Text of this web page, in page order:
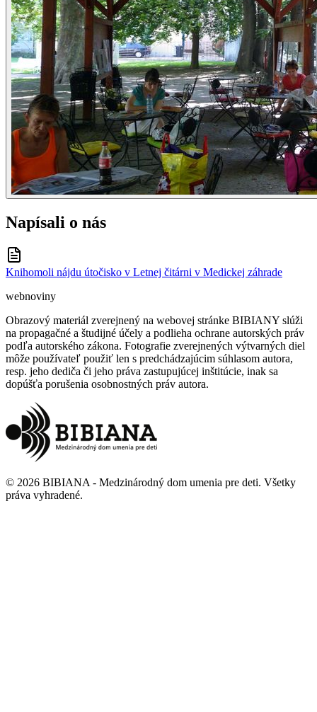
Napísali o nás
Knihomoli nájdu útočisko v Letnej čitárni v Medickej záhrade
webnoviny
Obrazový materiál zverejnený na webovej stránke BIBIANY slúži
na propagačné a študijné účely a podlieha ochrane autorských práv
podľa autorského zákona. Fotografie zverejnených výtvarných diel
môže používateľ použiť len s predchádzajúcim súhlasom autora,
resp. jeho dediča či jeho práva zastupujúcej inštitúcie, inak sa
dopúšťa porušenia osobnostných práv autora.
© 2026 BIBIANA - Medzinárodný dom umenia pre deti. Všetky
práva vyhradené.